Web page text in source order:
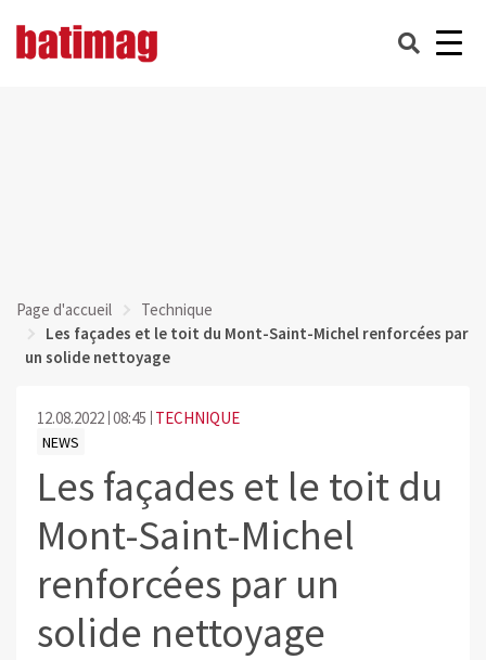
Page d'accueil
Technique
Les façades et le toit du Mont-Saint-Michel renforcées par
un solide nettoyage
12.08.2022 08:45 TECHNIQUE
NEWS
Les façades et le toit du
Mont-Saint-Michel
renforcées par un
solide nettoyage